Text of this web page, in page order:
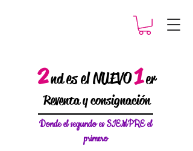
2ndes el NUEVO1er
Reventa y consignación
Donde elsegundo es SIEMPRE el
primero